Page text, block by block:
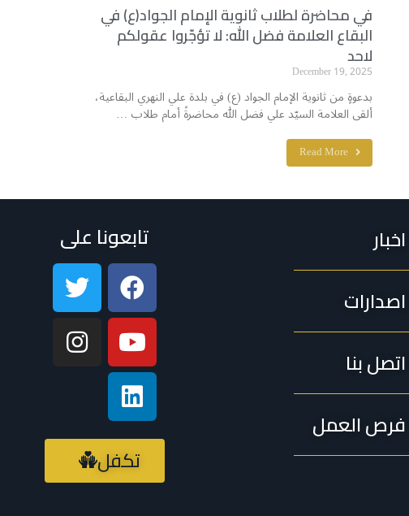
في محاضرة لطلاب ثانوية الإمام الجواد(ع) في
البقاع العلامة فضل الله: لا تؤجّروا عقولكم
لاحد
December 19, 2025
بدعوةٍ من ثانوية الإمام الجواد (ع) في بلدة علي النهري البقاعية،
ألقى العلامة السيّد علي فضل الله محاضرةً أمام طلاب …
Read More
اخبار
اصدارات
اتصل بنا
فرص العمل
تابعونا على
تكفل